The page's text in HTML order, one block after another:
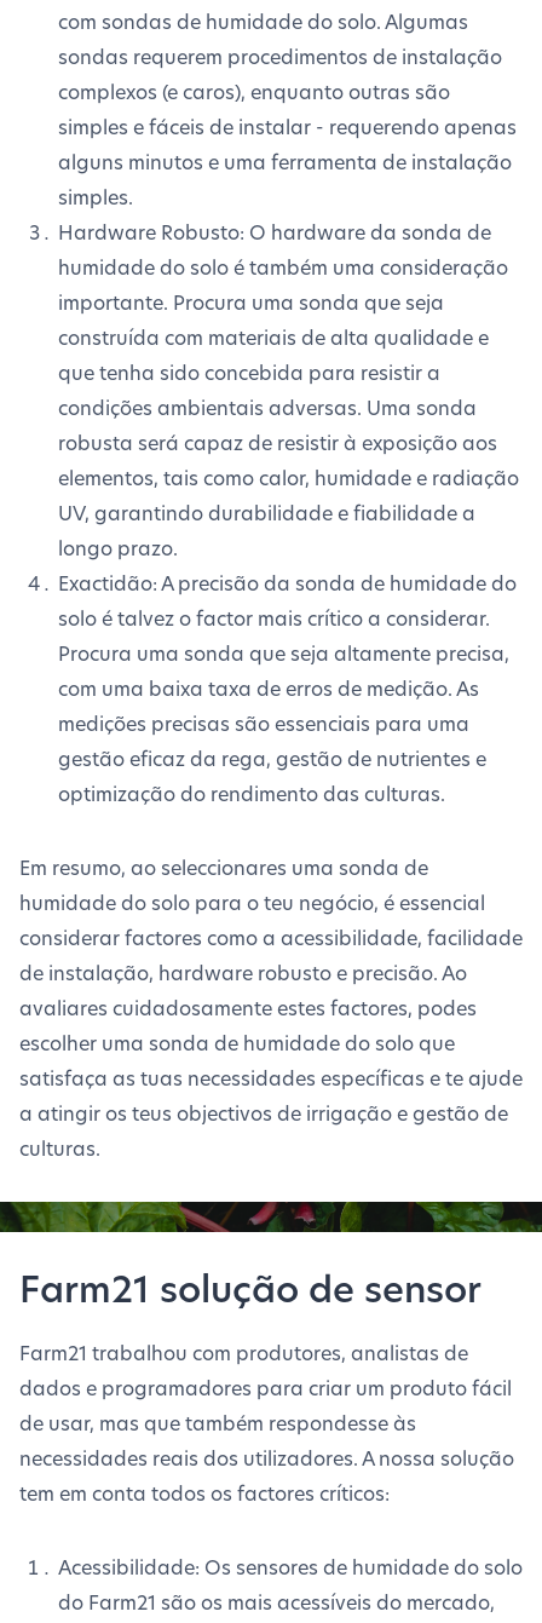
com sondas de humidade do solo. Algumas
sondas requerem procedimentos de instalação
complexos (e caros), enquanto outras são
simples e fáceis de instalar - requerendo apenas
alguns minutos e uma ferramenta de instalação
simples.
Hardware Robusto: O hardware da sonda de
humidade do solo é também uma consideração
importante. Procura uma sonda que seja
construída com materiais de alta qualidade e
que tenha sido concebida para resistir a
condições ambientais adversas. Uma sonda
robusta será capaz de resistir à exposição aos
elementos, tais como calor, humidade e radiação
UV, garantindo durabilidade e fiabilidade a
longo prazo.
Exactidão: A precisão da sonda de humidade do
solo é talvez o factor mais crítico a considerar.
Procura uma sonda que seja altamente precisa,
com uma baixa taxa de erros de medição. As
medições precisas são essenciais para uma
gestão eficaz da rega, gestão de nutrientes e
optimização do rendimento das culturas.
Em resumo, ao seleccionares uma sonda de
humidade do solo para o teu negócio, é essencial
considerar factores como a acessibilidade, facilidade
de instalação, hardware robusto e precisão. Ao
avaliares cuidadosamente estes factores, podes
escolher uma sonda de humidade do solo que
satisfaça as tuas necessidades específicas e te ajude
a atingir os teus objectivos de irrigação e gestão de
culturas.
Farm21 solução de sensor
Farm21 trabalhou com produtores, analistas de
dados e programadores para criar um produto fácil
de usar, mas que também respondesse às
necessidades reais dos utilizadores. A nossa solução
tem em conta todos os factores críticos:
Acessibilidade: Os sensores de humidade do solo
do Farm21 são os mais acessíveis do mercado,